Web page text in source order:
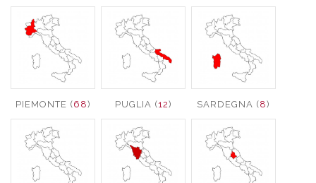
PIEMONTE (68) PUGLIA (12) SARDEGNA (8)